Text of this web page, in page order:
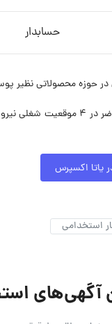
حسابدار
حوزه محصولاتی نظیر
یاتا اکسپرس در حال
یاتا اکسپرس
استخدامی
استخدام